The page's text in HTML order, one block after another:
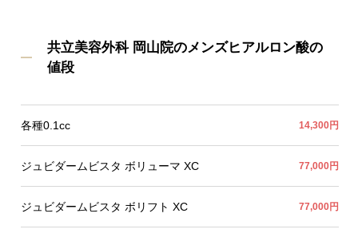
共立美容外科 岡山院のメンズヒアルロン酸の
値段
各種0.1cc 14,300円
ジュビダームビスタ ボリューマ XC 77,000円
ジュビダームビスタ ボリフト XC 77,000円